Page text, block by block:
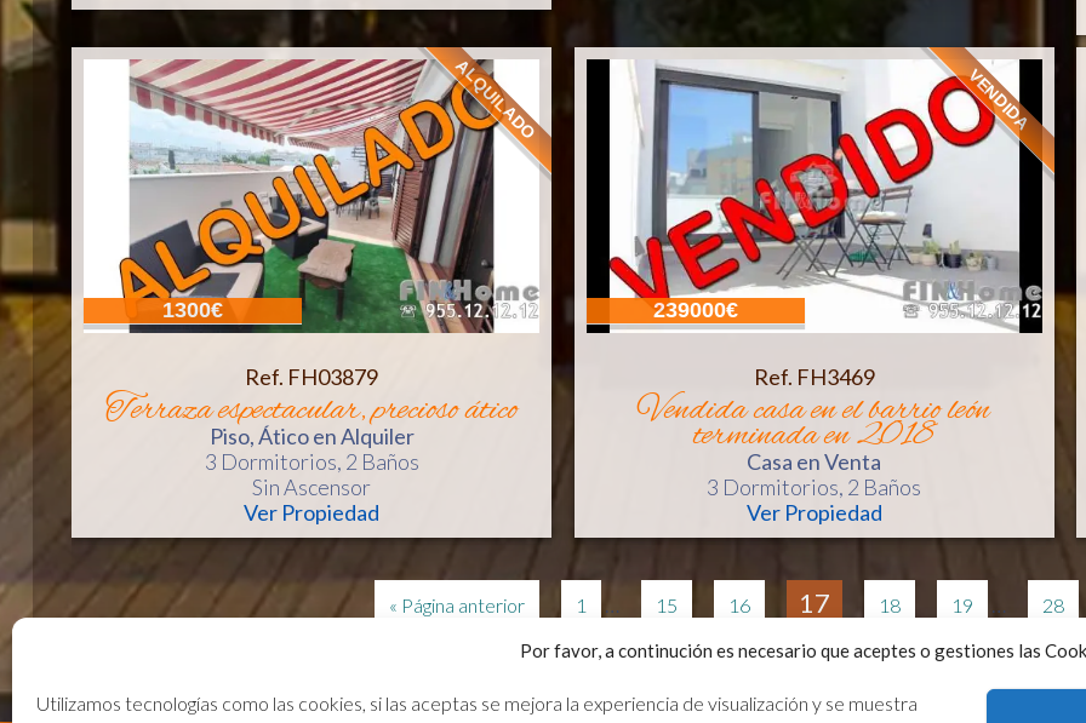
Por favor, a continución es necesario que aceptes o gestiones las
Utilizamos tecnologías como las cookies, si las aceptas se mejora la experiencia de visualización y se muestra
1300€
ALQUILADO
Ref. FH03879
terraza espectacular, precioso ático
Piso, Áticoen Alquiler
3 Dormitorios, 2 Baños
Sin Ascensor
Ver Propiedad
239000€
VENDIDA
Ref. FH3469
vendida casa en el barrio león
terminada en 2018
Casa en Venta
3 Dormitorios, 2 Baños
Ver Propiedad
« Página anterior 1 … 15 16 17 18 19 … 28